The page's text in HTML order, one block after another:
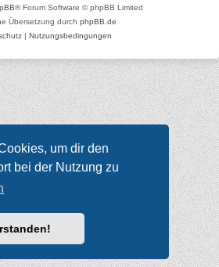
um dir den
bei der Nutzung zu
® Forum Software © phpBB Limited
Übersetzung durch phpBB.de
| Nutzungsbedingungen